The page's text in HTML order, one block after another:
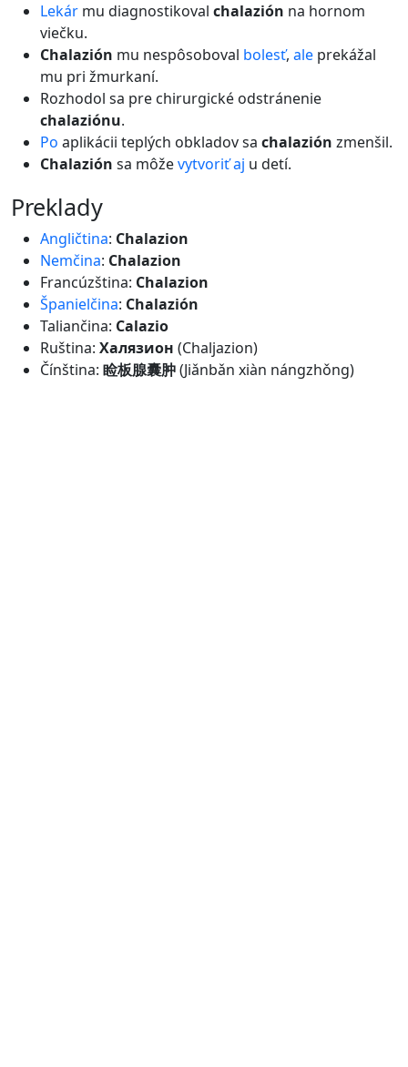
Lekár mu diagnostikoval chalazión na hornom
viečku.
Chalazión mu nespôsoboval bolesť, ale prekážal
mu pri žmurkaní.
Rozhodol sa pre chirurgické odstránenie
chalaziónu.
Po aplikácii teplých obkladov sa chalazión zmenšil.
Chalazión sa môževytvoriťaj u detí.
preklady
Angličtina: Chalazion
Nemčina: Chalazion
Francúzština: Chalazion
Španielčina: Chalazión
Taliančina: Calazio
Ruština: Халязион (Chaljazion)
Čínština: 睑板腺囊肿(Jiǎnbǎn xiàn nángzhǒng)